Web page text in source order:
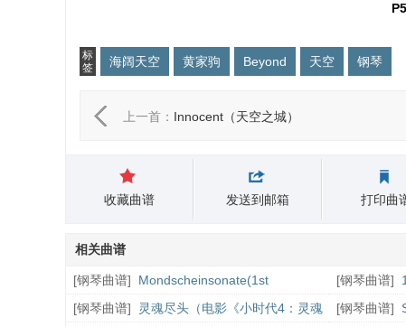
标
签
海阔天空 黄家驹 Beyond 天空 钢琴
上一首： Innocent（天空之城）
收藏曲谱 发送到邮箱 打印曲
相关曲谱
[钢琴曲谱]
Mondscheinsonate(1st
movement)（月光奏鸣曲第一乐章）
[钢琴曲谱]
鞋
[钢琴曲谱]
灵魂尽头（电影《小时代4：灵魂
[钢琴曲谱]